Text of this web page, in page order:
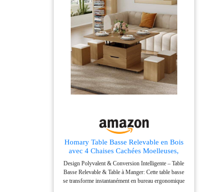
Homary Table Basse Relevable en Bois
avec 4 Chaises Cachées Moelleuses,
Tournante Hydraulique, Mode Bureau
Salle à Manger, Rangement Intégré,
Meuble Moderne Multi-Fonction Claire
Design Polyvalent & Conversion Intelligente – Table
Basse Relevable & Table à Manger​: Cette table basse
se transforme instantanément en bureau ergonomique